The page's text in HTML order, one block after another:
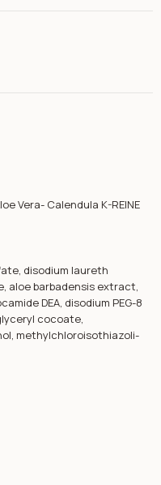
Vera- Calendula K-REINE
disodium laureth
aloe barbadensis extract,
DEA, disodium PEG-8
cocoate,
methylchloroisothiazoli-